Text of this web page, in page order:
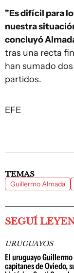
"Es difícil para
nuestra
concluyó
tras una recta
han sumado
partidos.
EFE
TEMAS
Guillermo Almada
SEGUÍ
URUGUAYOS
El uruguayo
capitanes de Oviedo,